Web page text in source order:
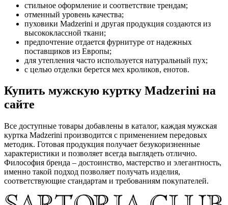
стильное оформление и соответствие трендам;
отменный уровень качества;
пуховики Madzerini и другая продукция создаются из
высококлассной ткани;
предпочтение отдается фурнитуре от надежных
поставщиков из Европы;
для утепления часто используется натуральный пух;
с целью отделки берется мех кроликов, енотов.
Купить мужскую куртку Madzerini на
сайте
Все доступные товары добавлены в каталог, каждая мужская
куртка Madzerini производится с применением передовых
методик. Готовая продукция получает безукоризненные
характеристики и позволяет всегда выглядеть отлично.
Философия бренда – достоинство, мастерство и элегантность,
именно такой подход позволяет получать изделия,
соответствующие стандартам и требованиям покупателей.